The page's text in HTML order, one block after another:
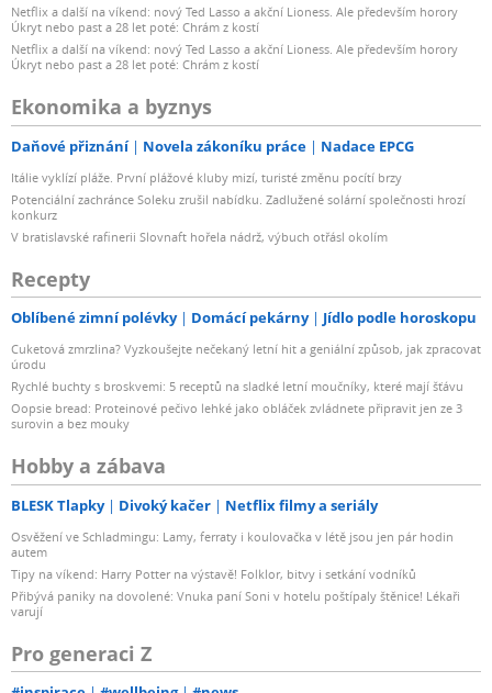
Netflix a další na víkend: nový Ted Lasso a akční Lioness. Ale především horory
Úkryt nebo past a 28 let poté: Chrám z kostí
Netflix a další na víkend: nový Ted Lasso a akční Lioness. Ale především horory
Úkryt nebo past a 28 let poté: Chrám z kostí
Ekonomika a byznys
Daňové přiznání Novela zákoníku práce Nadace EPCG
Itálie vyklízí pláže. První plážové kluby mizí, turisté změnu pocítí brzy
Potenciální zachránce Soleku zrušil nabídku. Zadlužené solární společnosti hrozí
konkurz
V bratislavské rafinerii Slovnaft hořela nádrž, výbuch otřásl okolím
Recepty
Oblíbené zimní polévky Domácí pekárny Jídlo podle horoskopu
Cuketová zmrzlina? Vyzkoušejte nečekaný letní hit a geniální způsob, jak zpracovat
úrodu
Rychlé buchty s broskvemi: 5 receptů na sladké letní moučníky, které mají šťávu
Oopsie bread: Proteinové pečivo lehké jako obláček zvládnete připravit jen ze 3
surovin a bez mouky
Hobby a zábava
BLESK Tlapky Divoký kačer Netflix filmy a seriály
Osvěžení ve Schladmingu: Lamy, ferraty i koulovačka v létě jsou jen pár hodin
autem
Tipy na víkend: Harry Potter na výstavě! Folklor, bitvy i setkání vodníků
Přibývá paniky na dovolené: Vnuka paní Soni v hotelu poštípaly štěnice! Lékaři
varují
Pro generaci Z